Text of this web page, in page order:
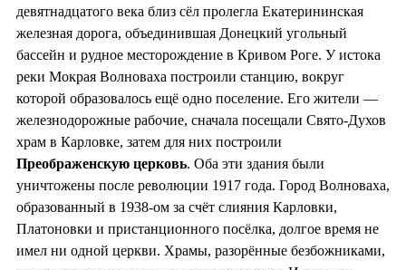
девятнадцатого века близ сёл пролегла Екатерининская
железная дорога, объединившая Донецкий угольный
бассейн и рудное месторождение в Кривом Роге. У истока
реки Мокрая Волноваха построили станцию, вокруг
которой образовалось ещё одно поселение. Его жители —
железнодорожные рабочие, сначала посещали Свято-Духов
храм в Карловке, затем для них построили
Преображенскую церковь. Оба эти здания были
уничтожены после революции 1917 года. Город Волноваха,
образованный в 1938-ом за счёт слияния Карловки,
Платоновки и пристанционного посёлка, долгое время не
имел ни одной церкви. Храмы, разорённые безбожниками,